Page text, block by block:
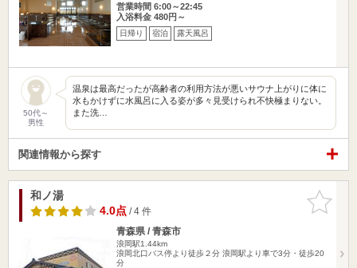
営業時間 6:00～22:45
入浴料金 480円～
日帰り 宿泊 露天風呂
50代～
男性
温泉は最高だったが高齢者の利用方法が悪いサウナ上がりに体に
水もかけずに水風呂に入る姿が多々見受けられ不快極まりない。
また洗…
関連情報から探す
お気に入
りに追加
和ノ湯
4.0点/ 4 件
青森県 / 青森市
浪岡駅1.44km
浪岡北口バス停より徒歩２分 浪岡駅より車で3分・徒歩20
分